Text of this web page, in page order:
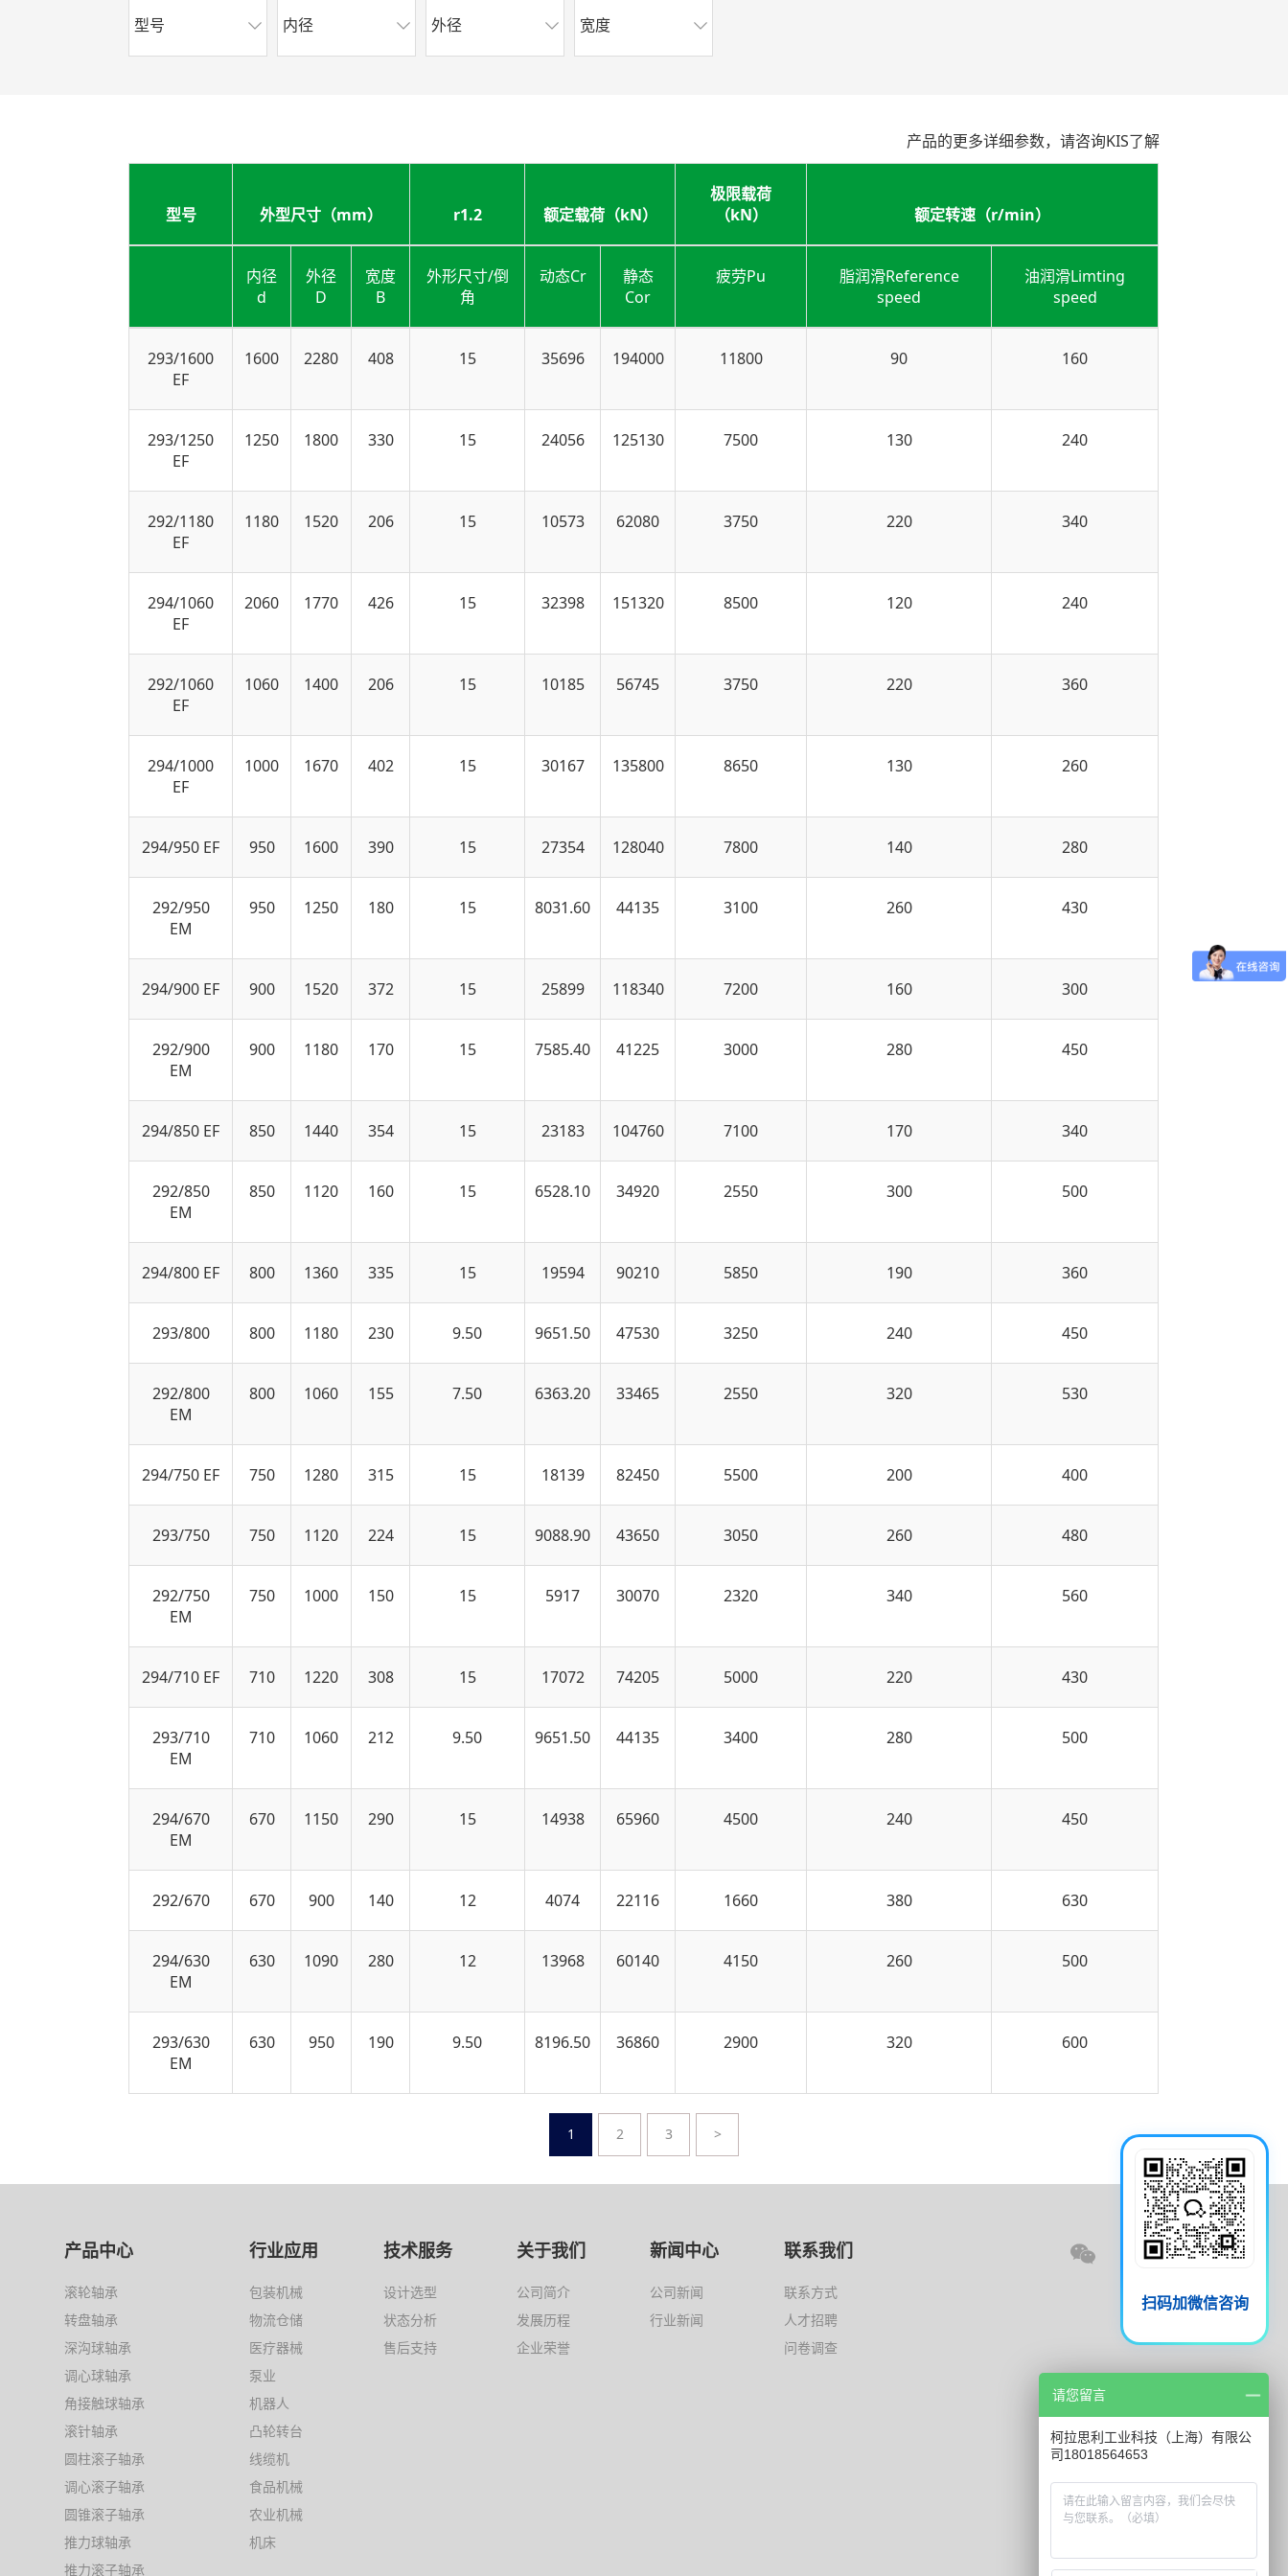
型号 内径 外径 宽度
产品的更多详细参数，请咨询KIS了解
型号 外型尺寸（mm） r1.2 额定载荷（kN）
极限载荷
（kN）
额定转速（r/min）
内径
d
外径
D
宽度
B
外形尺寸/倒
角
动态Cr
静态
Cor
疲劳Pu
脂润滑Reference
speed
油润滑Limting
speed
293/1600
EF
1600 2280 408 15 35696 194000 11800 90 160
293/1250
EF
1250 1800 330 15 24056 125130 7500 130 240
292/1180
EF
1180 1520 206 15 10573 62080 3750 220 340
294/1060
EF
2060 1770 426 15 32398 151320 8500 120 240
292/1060
EF
1060 1400 206 15 10185 56745 3750 220 360
294/1000
EF
1000 1670 402 15 30167 135800 8650 130 260
294/950 EF 950 1600 390 15 27354 128040 7800 140 280
292/950
EM
950 1250 180 15 8031.60 44135 3100 260 430
294/900 EF 900 1520 372 15 25899 118340 7200 160 300
292/900
EM
900 1180 170 15 7585.40 41225 3000 280 450
294/850 EF 850 1440 354 15 23183 104760 7100 170 340
292/850
EM
850 1120 160 15 6528.10 34920 2550 300 500
294/800 EF 800 1360 335 15 19594 90210 5850 190 360
293/800 800 1180 230 9.50 9651.50 47530 3250 240 450
292/800
EM
800 1060 155 7.50 6363.20 33465 2550 320 530
294/750 EF 750 1280 315 15 18139 82450 5500 200 400
293/750 750 1120 224 15 9088.90 43650 3050 260 480
292/750
EM
750 1000 150 15 5917 30070 2320 340 560
294/710 EF 710 1220 308 15 17072 74205 5000 220 430
293/710
EM
710 1060 212 9.50 9651.50 44135 3400 280 500
294/670
EM
670 1150 290 15 14938 65960 4500 240 450
292/670 670 900 140 12 4074 22116 1660 380 630
294/630
EM
630 1090 280 12 13968 60140 4150 260 500
293/630
EM
630 950 190 9.50 8196.50 36860 2900 320 600
1 2 3 >
产品中心
滚轮轴承
转盘轴承
深沟球轴承
调心球轴承
角接触球轴承
滚针轴承
圆柱滚子轴承
调心滚子轴承
圆锥滚子轴承
推力球轴承
推力滚子轴承
行业应用
包装机械
物流仓储
医疗器械
泵业
机器人
凸轮转台
线缆机
食品机械
农业机械
机床
技术服务
设计选型
状态分析
售后支持
关于我们
公司简介
发展历程
企业荣誉
新闻中心
公司新闻
行业新闻
联系我们
联系方式
人才招聘
问卷调查
扫码加微信咨询
请您留言
柯拉思利工业科技（上海）有限公
司18018564653